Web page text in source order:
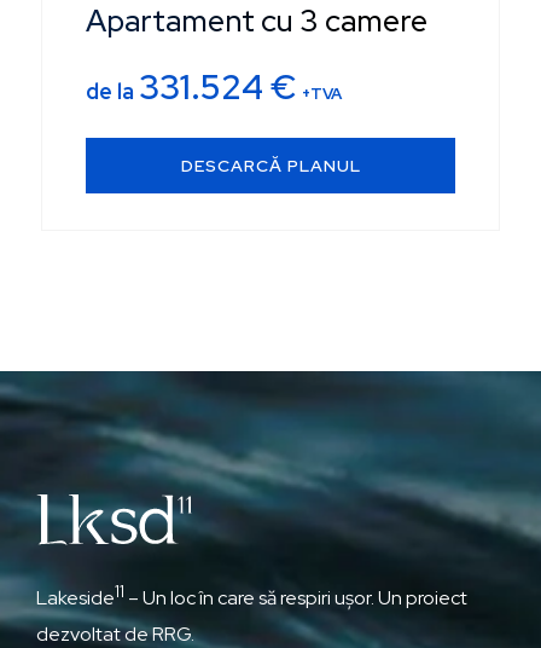
Apartament cu 3 camere
de la 331.524€ +TVA
DESCARCĂ PLANUL
Lakeside11 – Un loc în care să respiri ușor. Un proiect
dezvoltat de RRG.